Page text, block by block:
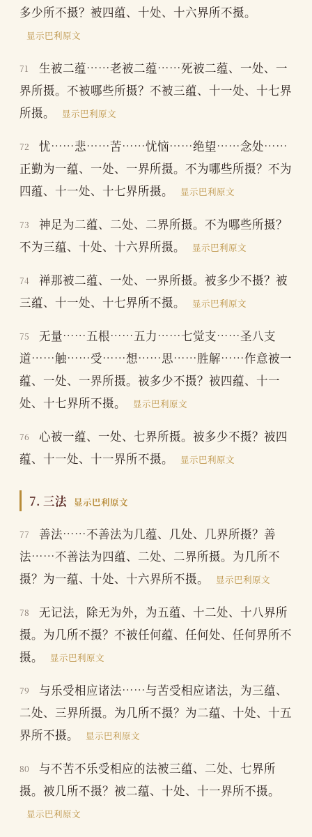
多少所不摄？被四蕴、十处、十六界所不摄。
显示巴利原文
71
生被二蕴……老被二蕴……死被二蕴、一处、一
界所摄。不被哪些所摄？不被三蕴、十一处、十七界
所摄。
显示巴利原文
72
忧……悲……苦……忧恼……绝望……念处……
正勤为一蕴、一处、一界所摄。不为哪些所摄？不为
四蕴、十一处、十七界所摄。
显示巴利原文
73
神足为二蕴、二处、二界所摄。不为哪些所摄？
不为三蕴、十处、十六界所摄。
显示巴利原文
74
禅那被二蕴、一处、一界所摄。被多少不摄？被
三蕴、十一处、十七界所不摄。
显示巴利原文
75
无量……五根……五力……七觉支……圣八支
道……触……受……想……思……胜解……作意被一
蕴、一处、一界所摄。被多少不摄？被四蕴、十一
处、十七界所不摄。
显示巴利原文
76
心被一蕴、一处、七界所摄。被多少不摄？被四
蕴、十一处、十一界所不摄。
显示巴利原文
7. 三法 显示巴利原文
77
善法……不善法为几蕴、几处、几界所摄？善
法……不善法为四蕴、二处、二界所摄。为几所不
摄？为一蕴、十处、十六界所不摄。
显示巴利原文
78
无记法，除无为外，为五蕴、十二处、十八界所
摄。为几所不摄？不被任何蕴、任何处、任何界所不
摄。
显示巴利原文
79
与乐受相应诸法……与苦受相应诸法，为三蕴、
二处、三界所摄。为几所不摄？为二蕴、十处、十五
界所不摄。
显示巴利原文
80
与不苦不乐受相应的法被三蕴、二处、七界所
摄。被几所不摄？被二蕴、十处、十一界所不摄。
显示巴利原文